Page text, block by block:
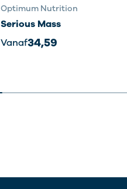
Optimum Nutrition
Serious Mass
Vanaf34,59